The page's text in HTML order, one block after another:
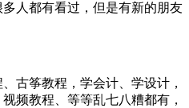
人都有看过，但是有新的朋友
古筝教程，学会计、学设计，
频教程、等等乱七八糟都有，